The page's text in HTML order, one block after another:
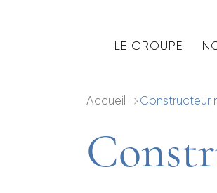
LE GROUPE
Accueil Constructeur